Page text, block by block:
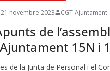
21 novembre 2023 CGT Ajuntament
de
15N i
de la Junta de Personal i el